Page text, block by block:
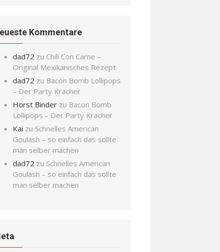
Kommentare
dad72 zu Chili Con Carne –
Original Mexikanisches Rezept
dad72 zu Bacon Bomb Lollipops
– Der Party Kracher
Horst Binder zu Bacon Bomb
Lollipops – Der Party Kracher
Kai zu Schnelles American
Goulash – so einfach das sollte
man selber machen
dad72 zu Schnelles American
Goulash – so einfach das sollte
man selber machen